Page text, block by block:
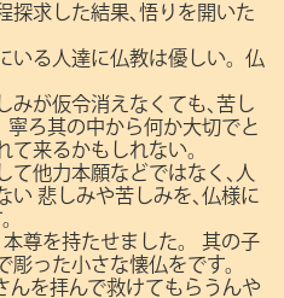
探求した結果､悟りを開いた
いる人達に仏教は優しい。仏
みが仮令消えなくても､苦し
寧ろ其の中から何か大切でと
て来るかもしれない。
て他力本願などではなく､人
い 悲しみや苦しみを､仏様に
尊を持たせました。
其の子
った小さな懐仏をです。
んを拝んで救けてもらうんや